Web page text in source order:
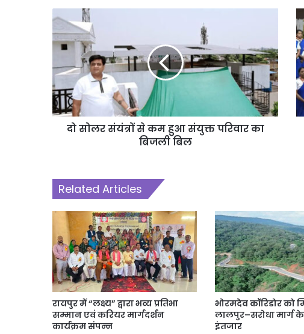
दो सोलर संयंत्रों से कम हुआ संयुक्त परिवार का
बिजली बिल
Related Articles
रायपुर में “लक्ष्य” द्वारा भव्य प्रतिभा
सम्मान एवं करियर मार्गदर्शन
कार्यक्रम संपन्न
भोरमदेव कॉरिडोर को
लालपुर–सरोधा मार्ग
इंतजार